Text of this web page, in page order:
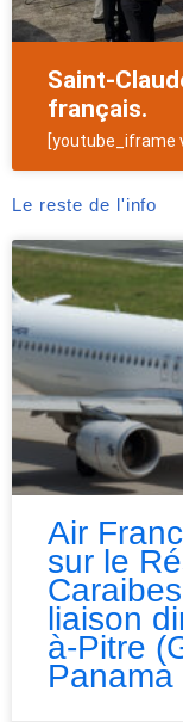
Saint-
français.
[youtube_iframe
Le reste de l'info
Air
sur le
liaison
à-Pitre
Panama